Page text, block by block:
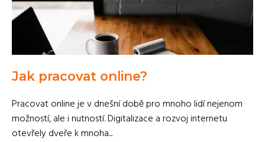
Jak pracovat online?
Pracovat online je v dnešní době pro mnoho lidí nejenom
možností, ale i nutností. Digitalizace a rozvoj internetu
otevřely dveře k mnoha...